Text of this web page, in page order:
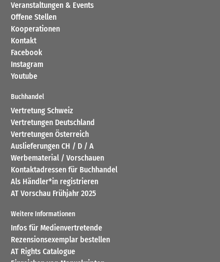
Veranstaltungen & Events
Offene Stellen
Kooperationen
Kontakt
Facebook
Instagram
Youtube
Buchhandel
Vertretung Schweiz
Vertretungen Deutschland
Vertretungen Österreich
Auslieferungen CH / D / A
Werbematerial / Vorschauen
Kontaktadressen für Buchhandel
Als Händler*in registrieren
AT Vorschau Frühjahr 2025
Weitere Informationen
Infos für Medienvertretende
Rezensionsexemplar bestellen
AT Rights Catalogue